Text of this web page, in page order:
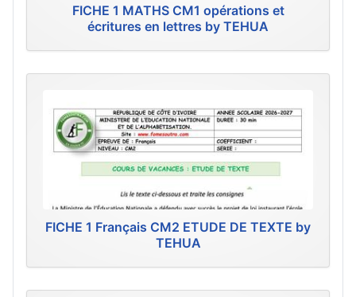
FICHE 1 MATHS CM1 opérations et
écritures en lettres by TEHUA
FICHE 1 Français CM2 ETUDE DE TEXTE by
TEHUA